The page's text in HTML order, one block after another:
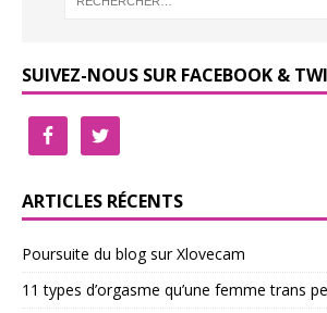
SUIVEZ-NOUS SUR FACEBOOK &
ARTICLES RÉCENTS
Poursuite du blog sur Xlovecam
11 types d’orgasme qu’une femme trans